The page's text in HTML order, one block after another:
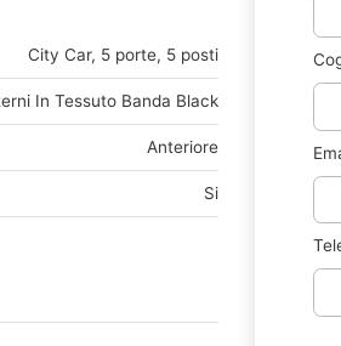
City Car, 5 porte, 5 posti
In Tessuto Banda Black
Anteriore
Si